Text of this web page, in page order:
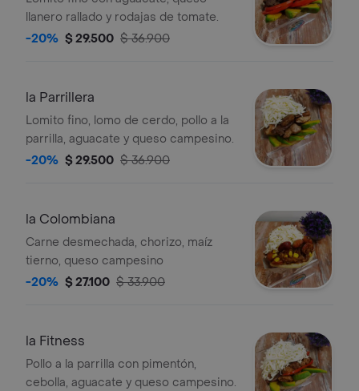
llanero rallado y rodajas de tomate.
-20% $ 29.500 $ 36.900
la Parrillera
Lomito fino, lomo de cerdo, pollo a la
parrilla, aguacate y queso campesino.
-20% $ 29.500 $ 36.900
la Colombiana
Carne desmechada, chorizo, maíz
tierno, queso campesino
-20% $ 27.100 $ 33.900
la Fitness
Pollo a la parrilla con pimentón,
cebolla, aguacate y queso campesino.